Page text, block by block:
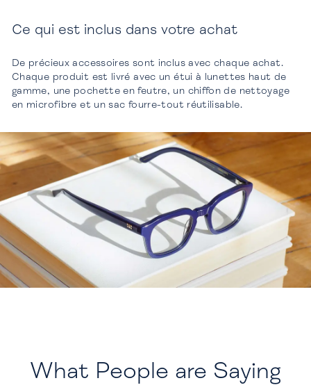
Ce qui est inclus dans votre achat
De précieux accessoires sont inclus avec chaque achat.
Chaque produit est livré avec un étui à lunettes haut de
gamme, une pochette en feutre, un chiffon de nettoyage
en microfibre et un sac fourre-tout réutilisable.
What People are Saying